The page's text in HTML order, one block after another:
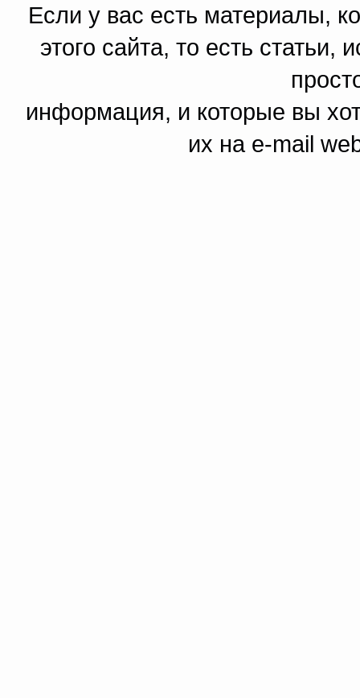
Если у вас есть материалы,
этого сайта, то есть
информация, и которые вы
их на e-mail